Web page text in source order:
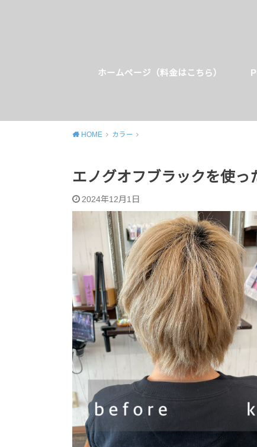
ホームページ（料金はこちら）
HOME カラー
エノグオフブラックを使っ
2024年12月1日